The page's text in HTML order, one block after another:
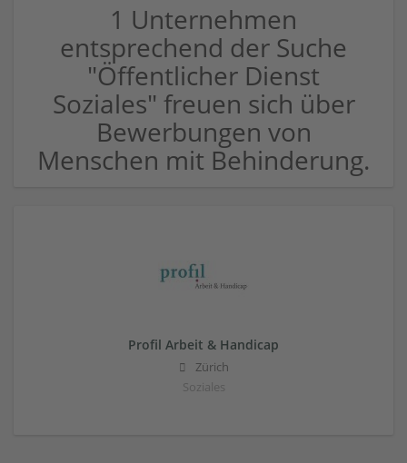
1 Unternehmen
entsprechend der Suche
"Öffentlicher Dienst
Soziales" freuen sich über
Bewerbungen von
Menschen mit Behinderung.
Profil Arbeit & Handicap
Zürich
Soziales